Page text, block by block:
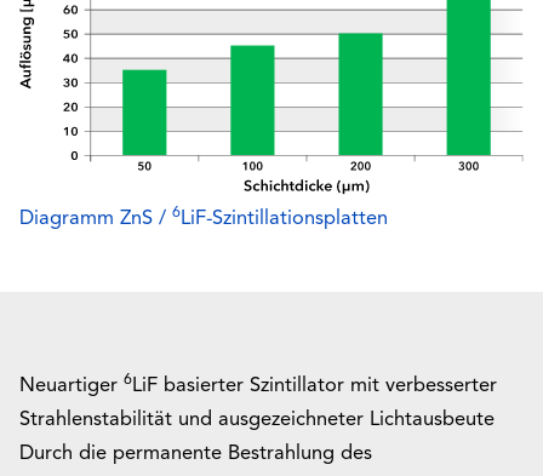
Diagramm ZnS / 6LiF-Szintillationsplatten
Neuartiger 6LiF basierter Szintillator mit verbesserter
Strahlenstabilität und ausgezeichneter Lichtausbeute
Durch die permanente Bestrahlung des